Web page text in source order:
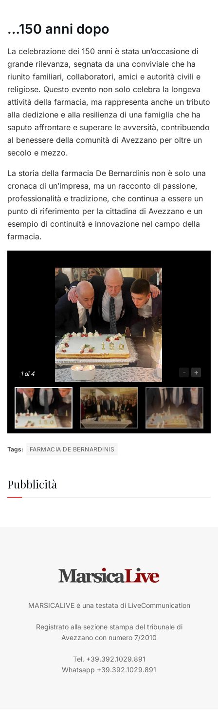
…150 anni dopo
La celebrazione dei 150 anni è stata un’occasione di
grande rilevanza, segnata da una conviviale che ha
riunito familiari, collaboratori, amici e autorità civili e
religiose. Questo evento non solo celebra la longeva
attività della farmacia, ma rappresenta anche un tributo
alla dedizione e alla resilienza di una famiglia che ha
saputo affrontare e superare le avversità, contribuendo
al benessere della comunità di Avezzano per oltre un
secolo e mezzo.
La storia della farmacia De Bernardinis non è solo una
cronaca di un’impresa, ma un racconto di passione,
professionalità e tradizione, che continua a essere un
punto di riferimento per la cittadina di Avezzano e un
esempio di continuità e innovazione nel campo della
farmacia.
1di 4 - +
Tags: FARMACIA DE BERNARDINIS
Pubblicità
MARSICALIVE è una testata di LiveCommunication
Registrato alla sezione stampa del tribunale di
Avezzano con numero 7/2010
Tel. +39.392.1029.891
Whatsapp +39.392.1029.891